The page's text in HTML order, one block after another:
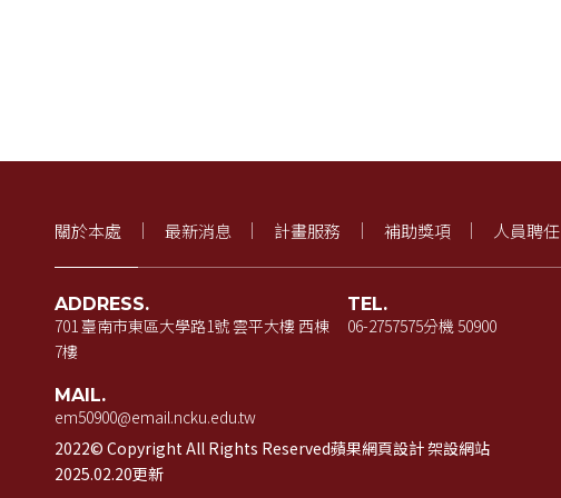
關於本處 最新消息 計畫服務 補助獎項 人員聘任
ADDRESS.
701 臺南市東區大學路1號 雲平大樓 西棟
7樓
TEL.
06-2757575分機 50900
MAIL.
em50900@email.ncku.edu.tw
2022© Copyright All Rights Reserved蘋果網頁設計架設網站
2025.02.20更新